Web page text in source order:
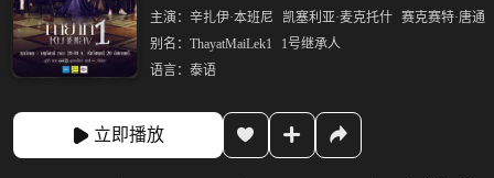
主演： 辛扎伊·本班尼 凯塞利亚·麦克托什 赛克赛特·唐通
别名： ThayatMaiLek1
1号继承人
语言： 泰语
立即播放